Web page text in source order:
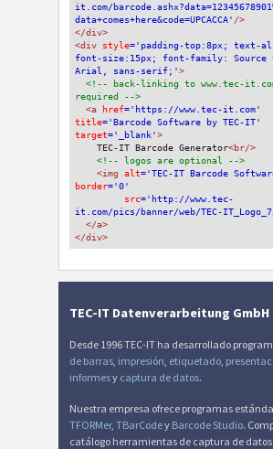
it.com/
data+comes+here&code=UPCACCA' />
</div>
<div style='padding-top:8px; text-
font-size:15px; font-family: Source
Arial, sans-serif;'>
<!-- back-linking to www.tec-
required -->
<a href='https://www.tec-it.com'
title='Barcode Software by TEC-IT'
target='_blank'>
TEC-IT Barcode Generator<br/>
<!-- logos are optional -->
<img alt='TEC-IT Barcode
border='0'
src='http://www.tec-
it.com/pics/banner/web/TEC-
</a>
</div>
TEC-IT Datenverarbeitung GmbH
Desde 1996 TEC-IT ha desarrollado
de barras impresión etiquetado
informesy captura de datos.
Nuestra empresa ofrece programas
TFORMer, TBarCodey Barcode Studio.
catálogo herramientas de captura de